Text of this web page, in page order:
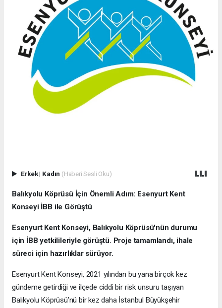
Erkek| Kadın (Haberi Sesli Oku)
Balıkyolu Köprüsü İçin Önemli Adım: Esenyurt Kent
Konseyi İBB ile Görüştü
Esenyurt Kent Konseyi, Balıkyolu Köprüsü'nün durumu
için İBB yetkilileriyle görüştü. Proje tamamlandı, ihale
süreci için hazırlıklar sürüyor.
Esenyurt Kent Konseyi, 2021 yılından bu yana birçok kez
gündeme getirdiği ve ilçede ciddi bir risk unsuru taşıyan
Balıkyolu Köprüsü’nü bir kez daha İstanbul Büyükşehir